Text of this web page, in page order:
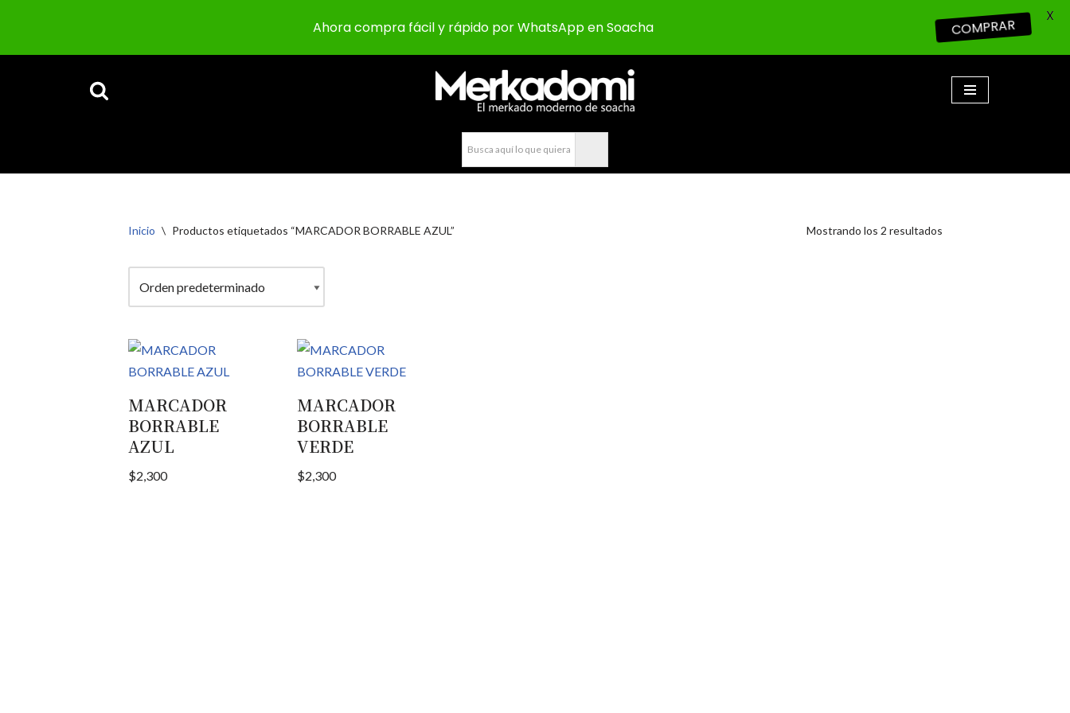
Inicio \ Productos etiquetados “MARCADOR BORRABLE AZUL” Mostrando los 2 resultados
MARCADOR
BORRABLE
AZUL
$2,300
MARCADOR
BORRABLE
VERDE
$2,300
Ahora compra fácil y rápido por WhatsApp en Soacha COMPRAR
X